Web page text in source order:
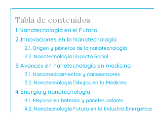
Tabla de contenidos
Nanotecnología en el Futuro
Innovaciones en la Nanotecnología
Origen y pioneros de la nanotecnología
Nanotecnología Impacto Social
Avances en nanotecnología en medicina
Nanomedicamentos y nanosensores
Nanotecnologia Dibujos en la Medicina
Energía y nanotecnología
Mejoras en baterías y paneles solares
Nanotecnología Futuro en la Industria Energética